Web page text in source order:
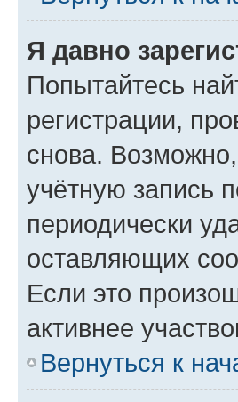
Я давно
Попытайтесь
регистрации,
снова.
учётную запись
периодически
оставляющих
Если это
активнее
Вернуться к